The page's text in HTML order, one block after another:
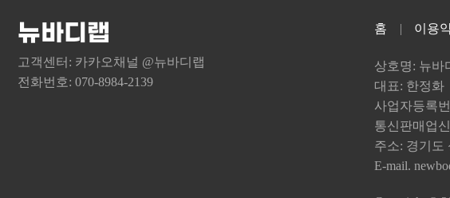
– 제3자의 전자우편 주소를 이
– 부정한 용도로 서비스를 사용
– 이용자의 귀책사유로 인하여
– 회사의 정책에 적합하지 않는
– 회원의 이용 목적이나 서비스
– 비정상적인 방법을 통하여 아
및 서비스 개선의 척도로 활용
② 쿠키의 운영 및 거부
쿠키는 사용자의 컴퓨터 하드디
개인적으로 식별하지는 않습니다.
또한 고객은 웹브라우저에 설정
거치도록 할 수 있습니다.
단, 쿠키의 저장을 거부할 경우
③ 쿠키 설정 거부 방법
뉴바디랩
고객센터: 카카오채널 @뉴바디랩
전화번호: 070-8984-2139
홈 이용
상호명: 뉴바
대표: 한정화
사업자등록
통신판매업
주소: 경기도
E-mail.